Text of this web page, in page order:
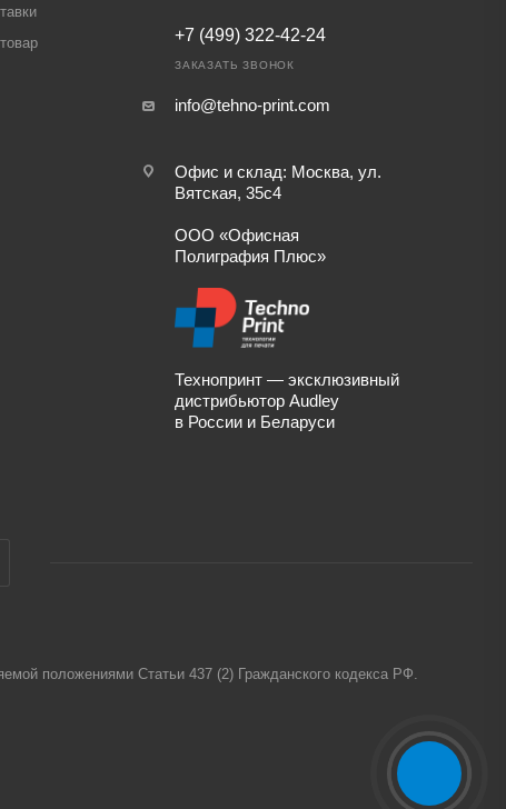
+7 (499) 322-42-24
ЗАКАЗАТЬ ЗВОНОК
info@tehno-print.com
Офис и склад: Москва, ул.
Вятская, 35с4
ООО «Офисная
Полиграфия Плюс»
Технопринт — эксклюзивный
дистрибьютор Audley
в России и Беларуси
положениями Статьи 437 (2) Гражданского кодекса РФ.